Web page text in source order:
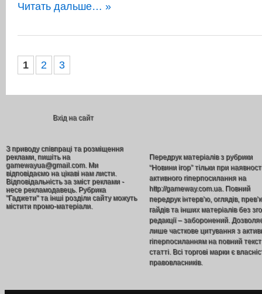
Читать дальше… »
1 2 3
Вхід на сайт
З приводу співпраці та розміщення
реклами, пишіть на
gamewayua@gmail.com. Ми
відповідаємо на цікаві нам листи.
Відповідальність за зміст реклами -
несе рекламодавець. Рубрика
"Гаджети" та інші розділи сайту можуть
містити промо-матеріали.
Передрук матеріалів з рубрики
“Новини ігор” тільки при
активного гіперпосилання на
http://gameway.com.ua. Повний
передрук інтерв’ю, оглядів,
гайдів та інших матеріалів без
редакції – заборонений.
лише часткове цитування з
гіперпосиланням на повний текст
статті. Всі торгові марки є
правовласників.